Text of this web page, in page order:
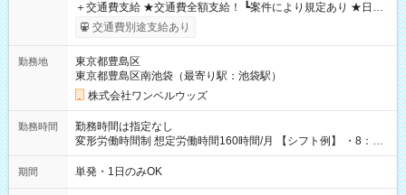
＋交通費支給 ★交通費全額支給！ ┗案件により規定あり ★日払
いOK！（規定あり） ┗働いたその日に現金GET♪ お仕事後はコ
ンビニATMから 日払い分を引き落とせます！ 【試用期間】試
交通費別途支給あり
勤務地
東京都豊島区
東京都豊島区南池袋（最寄り駅：池袋駅）
株式会社ワンベルウッズ
勤務時間
勤務時間は指定なし
変形労働時間制 想定労働時間160時間/月 【シフト例】 ・8：00
～21：00
期間 単発・1日のみOK